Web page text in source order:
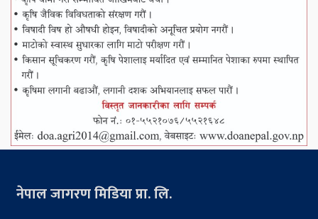
नेपाल जागरण मिडिया प्रा. लि.